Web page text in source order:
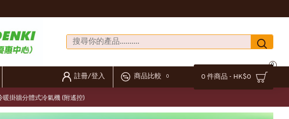
註冊/登入 商品比較 0 0 件商品 - HK$0
0
暖掛牆分體式冷氣機 (附遙控)